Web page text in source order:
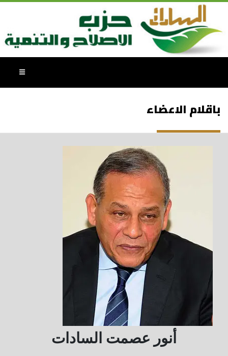
باقلام الاعضاء
أنور عصمت السادات